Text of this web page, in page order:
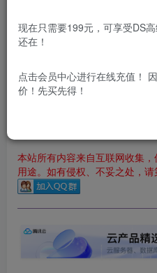
更新及时
本站内容分为：登录回复下载
本站所有内容来自互联网收集
用途。如有侵权、不妥之处，请
现在只需要199元，可享受DS
还在！
点击会员中心进行在线充值！
价！先买先得！